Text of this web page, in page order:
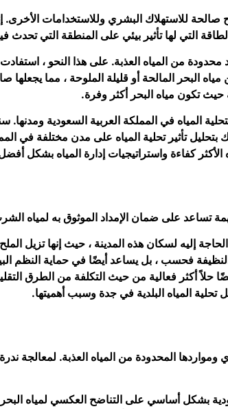
صالحة للاستهلاك البشري وللاستخدامات
التي لها تأثير بيئي على المنطقة التي تحدث
من المياه العذبة. على هذا النحو ،
مياه البحر المالحة أو قليلة الملوحة ، مما
تكون مياه البحر أكثر وفرة.
المياه في المملكة العربية السعودية
بتحليل تأثير تحلية المياه على مدن مختلفة في
كفاءة واستراتيجيات إدارة المياه بشكل
مهمة تساعد على ضمان الإمداد الموثوق به لمياه
إليه لسكان هذه المدينة ، حيث إنها تزيل
فحسب ، بل يساعد أيضًا في حماية النظم
حلاً أكثر فعالية من حيث التكلفة من الطرق
المياه البلدية في جدة وسبب أهميتها.
المحدودة من المياه العذبة. لمعالجة